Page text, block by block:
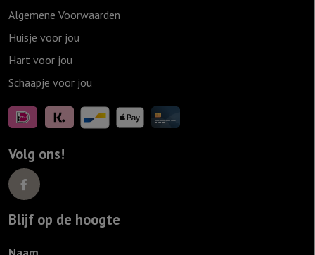
Algemene Voorwaarden
Huisje voor jou
Hart voor jou
Schaapje voor jou
Volg ons!
Blijf op de hoogte